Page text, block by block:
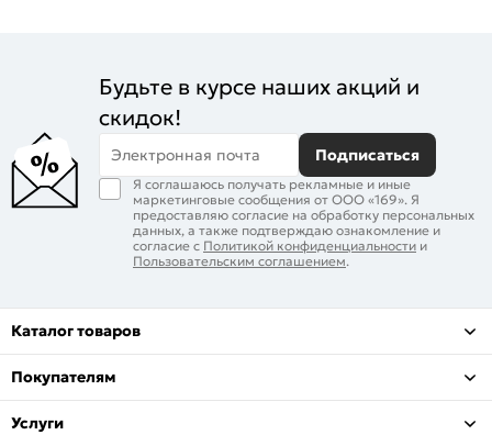
Будьте в курсе наших акций и
скидок!
Электронная почта Подписаться
Я соглашаюсь получать рекламные и иные
маркетинговые сообщения от ООО «169». Я
предоставляю согласие на обработку персональных
данных, а также подтверждаю ознакомление и
согласие с Политикой конфиденциальности и
Пользовательским соглашением.
Каталог товаров
Покупателям
Услуги